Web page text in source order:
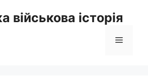
військова історія
Меню